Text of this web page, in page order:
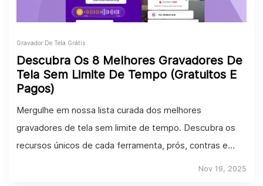
Gravador De Tela Grátis
Descubra Os 8 Melhores Gravadores De
Tela Sem Limite De Tempo (Gratuitos E
Pagos)
Mergulhe em nossa lista curada dos melhores
gravadores de tela sem limite de tempo. Descubra os
recursos únicos de cada ferramenta, prós, contras e
Nov 19, 2025